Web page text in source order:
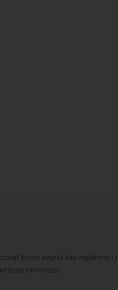
širom svijeta kao najdimniji i
ravnotežu.